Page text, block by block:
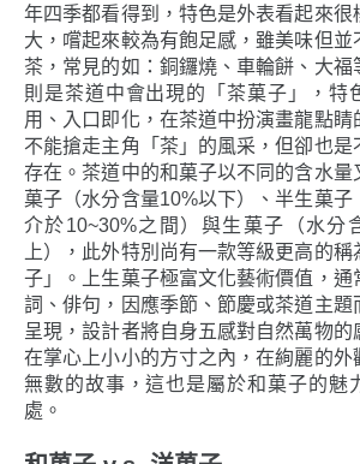
年四季都看得到，特色是外表看起來很
大，嚐起來較為有飽足感，雖美味但並
茶，常見的如：銅鑼燒、車輪餅、大福
則是茶道中會出現的「茶菓子」，特
用、入口即化，在茶道中扮演畫龍點睛
不能搶走主角「茶」的風采，但卻也是
存在。茶道中的和菓子以不同的含水量
菓子（水分含量10%以下）、半生菓子
介於10~30%之間）與生菓子（水分
上），此外特別尚有一款等級更高的稱
子」。上生菓子極富文化藝術價值，通
詞、俳句，因應季節、節慶或茶道主題
呈現，設計者將自身五感對自然萬物的
在掌心上小小的方寸之內，在絢麗的外
無數的故事，這也是屬於和菓子的魅
處。